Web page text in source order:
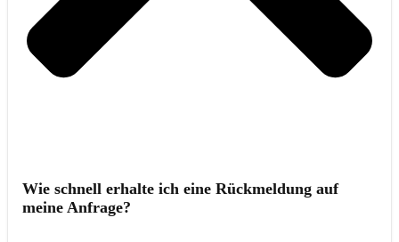
Wie schnell erhalte ich eine Rückmeldung auf
meine Anfrage?